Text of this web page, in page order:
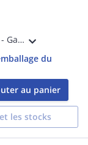
Accessoire electrique - Gamme 2380 G4 - Télécommande - blanc -
du
au panier
les stocks